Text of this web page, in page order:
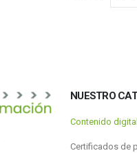
NUESTRO
Contenido
Certificados de